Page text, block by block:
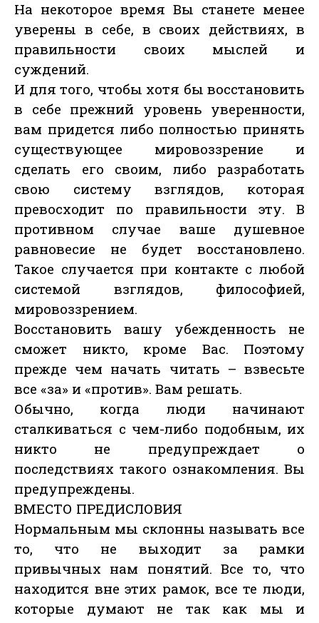
На некоторое время Вы станете менее
уверены в себе, в своих действиях, в
правильности своих мыслей и
суждений.
И для того, чтобы хотя бы восстановить
в себе прежний уровень уверенности,
вам придется либо полностью принять
существующее мировоззрение и
сделать его своим, либо разработать
свою систему взглядов, которая
превосходит по правильности эту. В
противном случае ваше душевное
равновесие не будет восстановлено.
Такое случается при контакте с любой
системой взглядов, философией,
мировоззрением.
Восстановить вашу убежденность не
сможет никто, кроме Вас. Поэтому
прежде чем начать читать – взвесьте
все «за» и «против». Вам решать.
Обычно, когда люди начинают
сталкиваться с чем-либо подобным, их
никто не предупреждает о
последствиях такого ознакомления. Вы
предупреждены.
ВМЕСТО ПРЕДИСЛОВИЯ
Нормальным мы склонны называть все
то, что не выходит за рамки
привычных нам понятий. Все то, что
находится вне этих рамок, все те люди,
которые думают не так как мы и